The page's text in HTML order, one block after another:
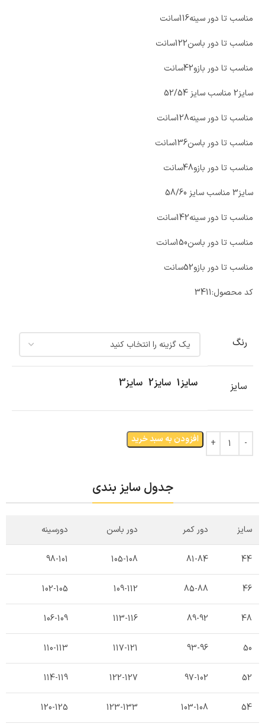
مناسب تا دور سینه116سانت
مناسب تا دور باسن122سانت
مناسب تا دور بازو42سانت
سایز2 مناسب سایز 52/54
مناسب تا دور سینه128سانت
مناسب تا دور باسن136سانت
مناسب تا دور بازو48سانت
سایز3 مناسب سایز 58/60
مناسب تا دور سینه142سانت
مناسب تا دور باسن150سانت
مناسب تا دور بازو52سانت
کد محصول:3411
رنگ
سایز سایز1 سایز2 سایز3
افزودن به سبد خرید
جدول سایز بندی
سایز دور کمر دور باسن دورسینه
44
81-84
105-108
98-101
46
85-88
109-112
102-105
48
89-92
113-116
106-109
50
93-96
117-121
110-113
52
97-102
122-127
114-119
54
103-108
123-133
120-125